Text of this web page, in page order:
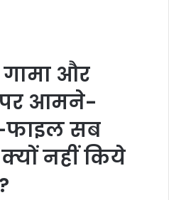
और
आमने-
सब
नहीं किये